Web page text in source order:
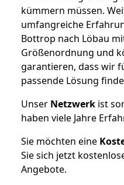
kümmern müssen.
umfangreiche
Bottrop nach Löbau
Größenordnung und
garantieren, dass wir
passende Lösung
Unser Netzwerk ist
haben viele Jahre
Sie möchten eine
Sie sich jetzt
Angebote.